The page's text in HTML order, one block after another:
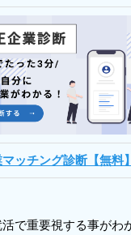
ッチング診断【無料】
で重要視する事がわ